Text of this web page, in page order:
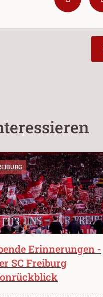
Erinnerungen -
SC Freiburg